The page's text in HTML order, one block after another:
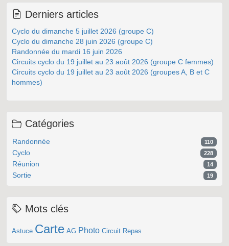
Derniers articles
Cyclo du dimanche 5 juillet 2026 (groupe C)
Cyclo du dimanche 28 juin 2026 (groupe C)
Randonnée du mardi 16 juin 2026
Circuits cyclo du 19 juillet au 23 août 2026 (groupe C femmes)
Circuits cyclo du 19 juillet au 23 août 2026 (groupes A, B et C
hommes)
Catégories
Randonnée 110
Cyclo 228
Réunion 14
Sortie 19
Mots clés
Astuce Carte AG Photo Circuit Repas